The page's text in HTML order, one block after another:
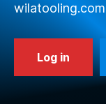
Log in